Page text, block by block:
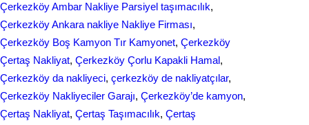
Çerkezköy Ambar Nakliye Parsiyel taşımacılık
Çerkezköy Ankara nakliye Nakliye Firması
Çerkezköy Boş Kamyon Tır Kamyonet, Çerkezköy
Çertaş Nakliyat, Çerkezköy Çorlu Kapakli Hamal
Çerkezköy da nаkliyeci, çerkezköy de nakliyatçılar
Çerkezköy Nakliyeciler Garajı, Çerkezköy’de kamyon
Çertaş Nakliyat, Çertaş Taşımacılık, Çertaş